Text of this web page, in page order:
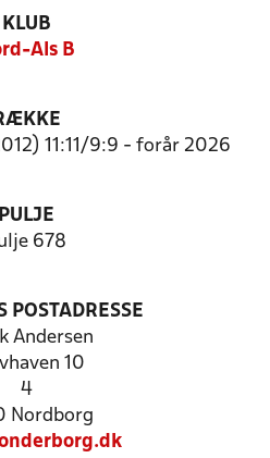
KLUB
Als B
11:11/9:9 - forår 2026
PULJE
678
POSTADRESSE
Andersen
10
4
Nordborg